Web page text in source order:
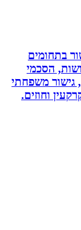
הסכמי
משפחתי
וחוזים.